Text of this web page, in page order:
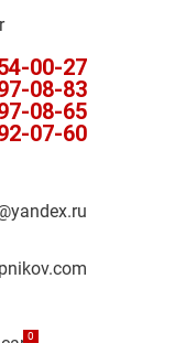
00-27
08-83
08-65
07-60
0